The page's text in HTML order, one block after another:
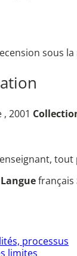
sous
2001
tout
Languefrançais
processus
limites